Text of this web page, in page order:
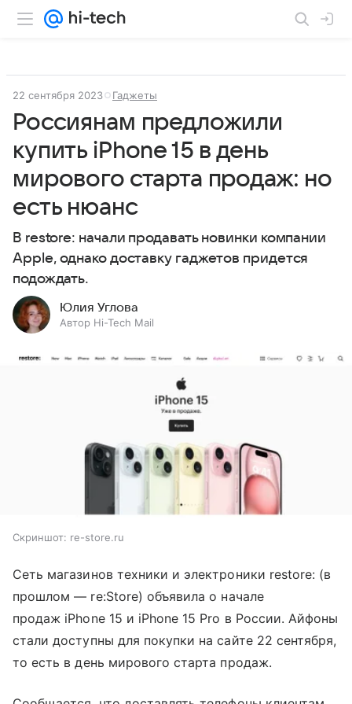
22 сентября 2023 Гаджеты
Россиянам предложили
купить iPhone 15 в день
мирового старта продаж: но
есть нюанс
В restore: начали продавать новинки компании
Apple, однако доставку гаджетов придется
подождать.
Юлия Углова
Автор Hi-Tech Mail
Скриншот: re-store.ru
Cеть магазинов техники и электроники restore: (в
прошлом — re:Store) объявила о начале
продаж iPhone 15 и iPhone 15 Pro в России. Айфоны
стали доступны для покупки на сайте 22 сентября,
то есть в день мирового старта продаж.